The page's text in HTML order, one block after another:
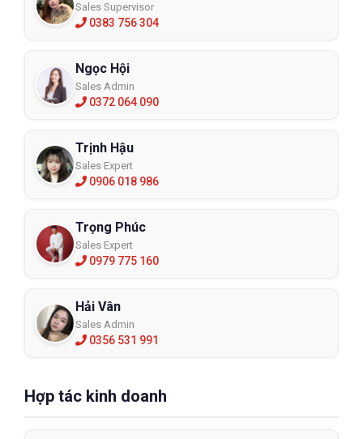
Sales Supervisor
0383 756 304
Ngọc Hội
Sales Admin
0372 064 090
Trịnh Hậu
Sales Expert
0906 018 986
Trọng Phúc
Sales Expert
0979 775 160
Hải Vân
Sales Admin
0356 531 991
Hợp tác kinh doanh